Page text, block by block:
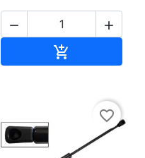
 

favorite_border